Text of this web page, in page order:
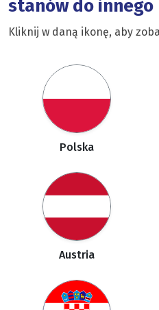
stanów do innego
Kliknij w daną ikonę, aby
Polska
Austria